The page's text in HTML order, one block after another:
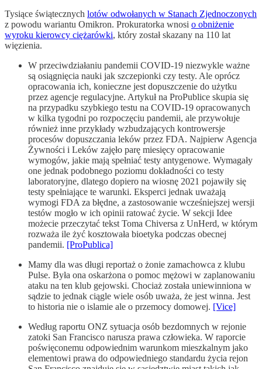
Tysiące świątecznych lotów odwołanych w Stanach Zjednoczonych
z powodu wariantu Omikron. Prokuratorka wnosi o obniżenie
wyroku kierowcy ciężarówki, który został skazany na 110 lat
więzienia.
W przeciwdziałaniu pandemii COVID-19 niezwykle ważne
są osiągnięcia nauki jak szczepionki czy testy. Ale oprócz
opracowania ich, konieczne jest dopuszczenie do użytku
przez agencje regulacyjne. Artykuł na ProPublice skupia się
na przypadku szybkiego testu na COVID-19 opracowanych
w kilka tygodni po rozpoczęciu pandemii, ale przywołuje
również inne przykłady wzbudzających kontrowersje
procesów dopuszczania leków przez FDA. Najpierw Agencja
Żywności i Leków zajęło parę miesięcy opracowanie
wymogów, jakie mają spełniać testy antygenowe. Wymagały
one jednak podobnego poziomu dokładności co testy
laboratoryjne, dlatego dopiero na wiosnę 2021 pojawiły się
testy spełniające te warunki. Eksperci jednak uważają
wymogi FDA za błędne, a zastosowanie wcześniejszej wersji
testów mogło w ich opinii ratować życie. W sekcji Idee
możecie przeczytać tekst Toma Chiversa z UnHerd, w którym
rozważa ile żyć kosztowała bioetyka podczas obecnej
pandemii. [ProPublica]
Mamy dla was długi reportaż o żonie zamachowca z klubu
Pulse. Była ona oskarżona o pomoc mężowi w zaplanowaniu
ataku na ten klub gejowski. Chociaż została uniewinniona w
sądzie to jednak ciągle wiele osób uważa, że jest winna. Jest
to historia nie o islamie ale o przemocy domowej. [Vice]
Według raportu ONZ sytuacja osób bezdomnych w rejonie
zatoki San Francisco narusza prawa człowieka. W raporcie
poświęconemu odpowiednim warunkom mieszkalnym jako
elementowi prawa do odpowiedniego standardu życia rejon